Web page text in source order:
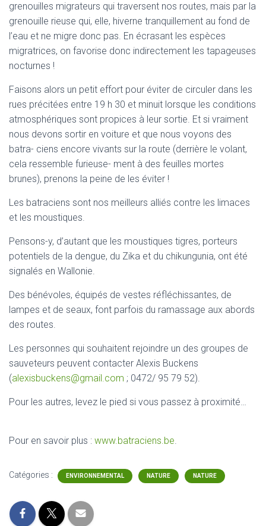
grenouilles migrateurs qui traversent nos routes, mais par la
grenouille rieuse qui, elle, hiverne tranquillement au fond de
l’eau et ne migre donc pas. En écrasant les espèces
migratrices, on favorise donc indirectement les tapageuses
nocturnes !
Faisons alors un petit effort pour éviter de circuler dans les
rues précitées entre 19 h 30 et minuit lorsque les conditions
atmosphériques sont propices à leur sortie. Et si vraiment
nous devons sortir en voiture et que nous voyons des
batra- ciens encore vivants sur la route (derrière le volant,
cela ressemble furieuse- ment à des feuilles mortes
brunes), prenons la peine de les éviter !
Les batraciens sont nos meilleurs alliés contre les limaces
et les moustiques.
Pensons-y, d’autant que les moustiques tigres, porteurs
potentiels de la dengue, du Zika et du chikungunia, ont été
signalés en Wallonie.
Des bénévoles, équipés de vestes réfléchissantes, de
lampes et de seaux, font parfois du ramassage aux abords
des routes.
Les personnes qui souhaitent rejoindre un des groupes de
sauveteurs peuvent contacter Alexis Buckens
(alexisbuckens@gmail.com ; 0472/ 95 79 52).
Pour les autres, levez le pied si vous passez à proximité…
Pour en savoir plus : www.batraciens.be.
Catégories : ENVIRONNEMENTAL NATURE NATURE